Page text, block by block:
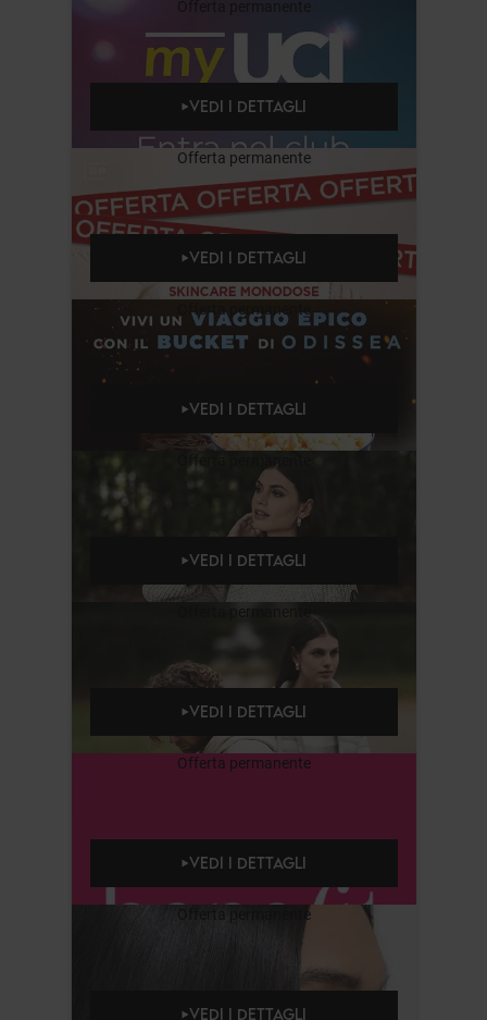
Offerta permanente
VEDI I DETTAGLI
Offerta permanente
VEDI I DETTAGLI
Offerta permanente
VEDI I DETTAGLI
Offerta permanente
VEDI I DETTAGLI
Offerta permanente
VEDI I DETTAGLI
Offerta permanente
VEDI I DETTAGLI
Offerta permanente
VEDI I DETTAGLI